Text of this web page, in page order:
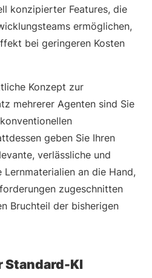
konzipierter Features, die
ermöglichen,
bei geringeren Kosten
Konzept zur
mehrerer Agenten sind Sie
geben Sie Ihren
verlässliche und
an die Hand,
zugeschnitten
Bruchteil der bisherigen
Standard-KI